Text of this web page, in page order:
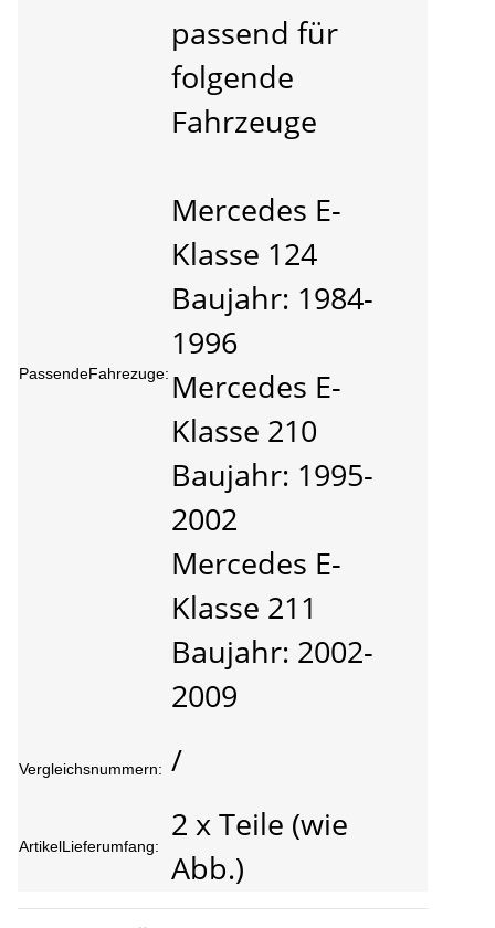
PassendeFahrezuge:
passend für
folgende
Fahrzeuge
Mercedes E-
Klasse 124
Baujahr: 1984-
1996
Mercedes E-
Klasse 210
Baujahr: 1995-
2002
Mercedes E-
Klasse 211
Baujahr: 2002-
2009
Vergleichsnummern: /
ArtikelLieferumfang:
2 x Teile (wie
Abb.)